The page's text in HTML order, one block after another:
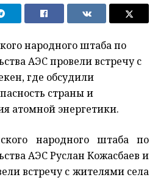
народного штаба по
АЭС провели встречу с
где обсудили
страны и
атомной энергетики.
народного штаба по
АЭС Руслан Кожасбаев и
встречу с жителями села